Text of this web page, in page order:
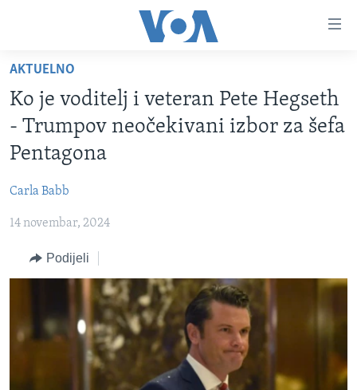
glavni
sadržaj
Pređi
glavnu
Idi
na
TV PROGRAM
VIDEO
FOTOGRAFIJE DANA
BOSNA I HERCEGOVINA
SVIJET
NAUKA I TEHNOLOGIJA
SPECIJALNI PROJEKTI
KORUPCIJA
SLOBODA MEDIJA
ŽENSKA STRANA
IZBJEGLIČKA STRANA
AKTUELNO
Ko je voditelj i veteran Pete Hegseth
- Trumpov neočekivani izbor za šefa
Pentagona
Carla Babb
14 novembar, 2024
Podijeli